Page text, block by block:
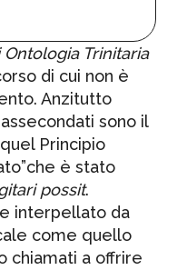
Trinitaria
di cui non è
Anzitutto
sono il
Principio
è stato
possit.
interpellato da
come quello
chiamati a offrire